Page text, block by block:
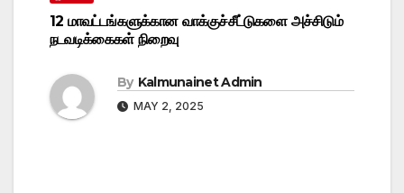
12 மாவட்டங்களுக்கான வாக்குச்சீட்டுகளை அச்சிடும்
நடவடிக்கைகள் நிறைவு
By Kalmunainet Admin
MAY 2, 2025